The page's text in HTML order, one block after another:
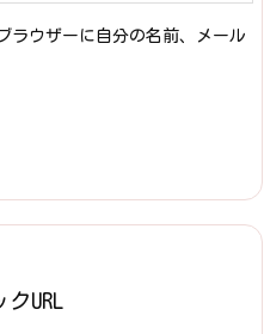
ラウザーに自分の名前、メール
URL